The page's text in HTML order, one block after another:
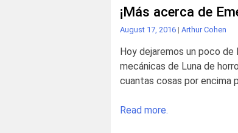
¡Más acerca de
August 17, 2016 | Arthur Cohen
Hoy dejaremos un poco
mecánicas de Luna de
cuantas cosas por encima
Read more.